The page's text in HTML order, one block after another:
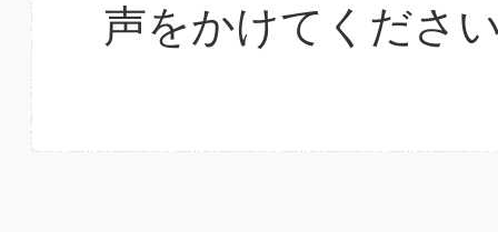
声をかけてくださ